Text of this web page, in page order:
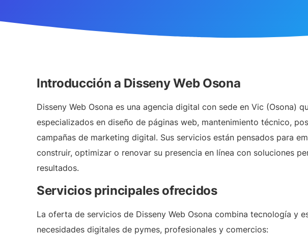
Introducción a Disseny Web Osona
Disseny Web Osona es una agencia digital con sede en Vic (Osona)
especializados en diseño de páginas web, mantenimiento técnico,
campañas de marketing digital. Sus servicios están pensados para
construir, optimizar o renovar su presencia en línea con soluciones
resultados.
Servicios principales ofrecidos
La oferta de servicios de Disseny Web Osona combina tecnología y
necesidades digitales de pymes, profesionales y comercios: